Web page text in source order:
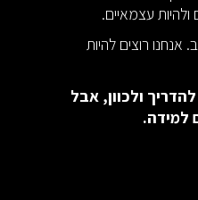
עצמאיים.
אנחנו רוצים להיות
ולכוון, אבל
למידה.